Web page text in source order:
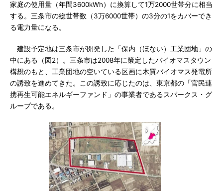
家庭の使用量（年間3600kWh）に換算して1万2000世帯分に相当
する。三条市の総世帯数（3万6000世帯）の3分の1をカバーでき
る電力量になる。
建設予定地は三条市が開発した「保内（ほない）工業団地」の
中にある（図2）。三条市は2008年に策定したバイオマスタウン
構想のもと、工業団地の空いている区画に木質バイオマス発電所
の誘致を進めてきた。この誘致に応じたのは、東京都の「官民連
携再生可能エネルギーファンド」の事業者であるスパークス・グ
ループである。